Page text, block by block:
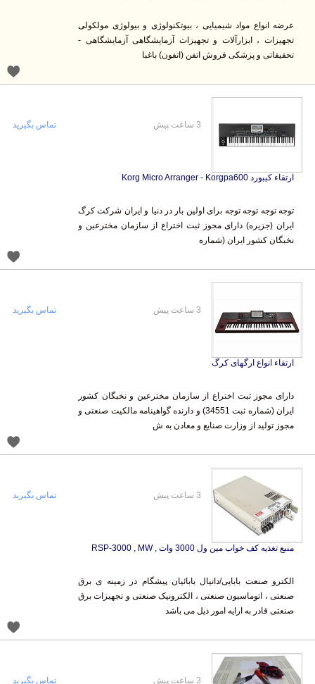
عرضه انواع مواد شیمیایی ، بیوتکنولوژی و بیولوژی مولکولی
تجهیزات ، ابزارآلات و تجهیزات آزمایشگاهی آزمایشگاهی -
تحقیقاتی و پزشکی فروش اتفن (اتفون) باغبا
ارتقاء کیبورد Korg Micro Arranger - Korgpa600
توجه توجه توجه توجه برای اولین بار در دنیا و ایران شرکت کرگ
ایران (جزیره) دارای مجوز ثبت اختراع از سازمان مخترعین و
نخبگان کشور ایران (شماره
تماس بگیرید
ارتقاء انواع ارگهای کرگ
دارای مجوز ثبت اختراع از سازمان مخترعین و نخبگان کشور
ایران (شماره ثبت 34551) و دارنده گواهینامه مالکیت صنعتی و
مجوز تولید از وزارت صنایع و معادن به ش
تماس بگیرید
منبع تغذیه کف خواب مین ول 3000 وات , RSP-3000 , MW
الکترو صنعت بابایی/دانیال بابائیان پیشگام در زمینه ی برق
صنعتی ، اتوماسیون صنعتی ، الکترونیک صنعتی و تجهیزات برق
صنعتی قادر به ارایه امور ذیل می باشد
تماس بگیرید
تماس بگیرید